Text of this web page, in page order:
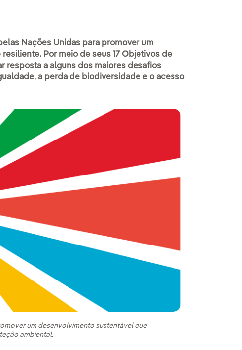
Nações Unidas para promover um
Por meio de seus 17 Objetivos de
resposta a alguns dos maiores desafios
a perda de biodiversidade e o acesso
um desenvolvimento sustentável que
ambiental.